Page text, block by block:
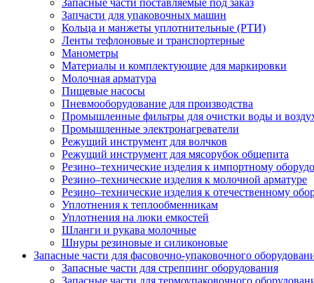
Запчасти для упаковочных машин
Кольца и манжеты уплотнительные (РТИ)
Ленты тефлоновые и транспортерные
Манометры
Материалы и комплектующие для маркировки
Молочная арматура
Пищевые насосы
Пневмооборудование для производства
Промышленные фильтры для очистки воды и
Промышленные электронагреватели
Режущий инструмент для волчков
Режущий инструмент для мясорубок общепита
Резино–технические изделия к импортному
Резино–технические изделия к молочной арматуре
Резино–технические изделия к отечественному
Уплотнения к теплообменникам
Уплотнения на люки емкостей
Шланги и рукава молочные
Шнуры резиновые и силиконовые
Запасные части для фасовочно-упаковочного
Запасные части для стреппинг оборудования
Запасные части для термоупаковочного